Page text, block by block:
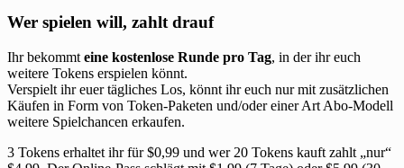
Wer spielen will, zahlt drauf
Ihr bekommt eine kostenlose Runde pro Tag, in der ihr euch
weitere Tokens erspielen könnt.
Verspielt ihr euer tägliches Los, könnt ihr euch nur mit zusätzlichen
Käufen in Form von Token-Paketen und/oder einer Art Abo-Modell
weitere Spielchancen erkaufen.
3 Tokens erhaltet ihr für $0,99 und wer 20 Tokens kauft zahlt „nur“